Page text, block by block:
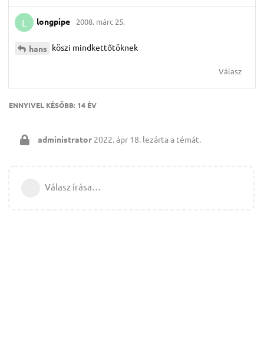
L longpipe 2008. márc 25.
hans köszi mindkettőtöknek
Válasz
ENNYIVEL KÉSŐBB: 14 ÉV
administrator 2022. ápr 18. lezárta a témát.
Válasz írása…